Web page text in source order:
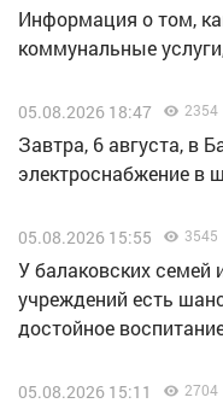
Информация о том,
коммунальные
05.08.2026 18:47 2354
Завтра, 6 августа, в
электроснабжение в
05.08.2026 15:55 3545
У балаковских семей
учреждений есть
достойное
05.08.2026 15:11 2704